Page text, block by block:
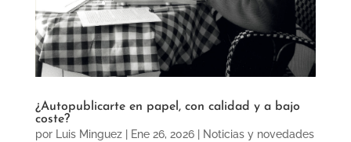
¿Autopublicarte en papel, con calidad y a bajo
coste?
por
Luis Minguez| Ene 26, 2026| Noticias y novedades